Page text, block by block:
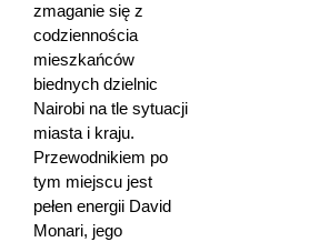
zmaganie się z
codziennościa
mieszkańców
biednych dzielnic
Nairobi na tle sytuacji
miasta i kraju.
Przewodnikiem po
tym miejscu jest
pełen energii David
Monari, jego